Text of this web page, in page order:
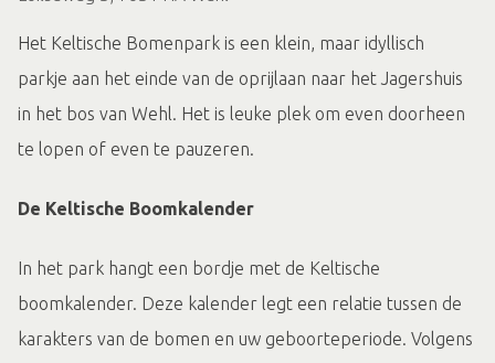
Het Keltische Bomenpark is een klein, maar idyllisch
parkje aan het einde van de oprijlaan naar het Jagershuis
in het bos van Wehl. Het is leuke plek om even doorheen
te lopen of even te pauzeren.
De Keltische Boomkalender
In het park hangt een bordje met de Keltische
boomkalender. Deze kalender legt een relatie tussen de
karakters van de bomen en uw geboorteperiode. Volgens